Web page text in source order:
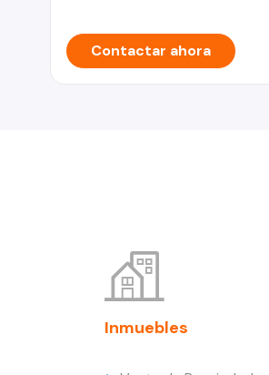
Contactar ahora
Inmuebles